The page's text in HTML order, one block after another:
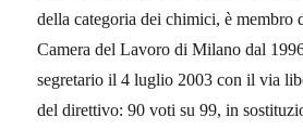
della categoria dei chimici, è membro
Camera del Lavoro di Milano dal
segretario il 4 luglio 2003 con il via
del direttivo: 90 voti su 99, in